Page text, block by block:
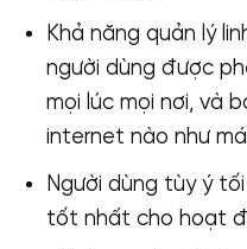
Khả năng quản lý
người dùng được
mọi lúc mọi nơi, và
internet nào như
Người dùng tùy ý
tốt nhất cho hoạt